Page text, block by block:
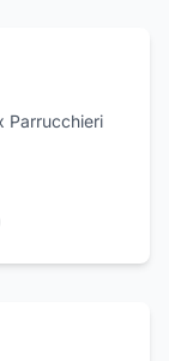
Parrucchieri